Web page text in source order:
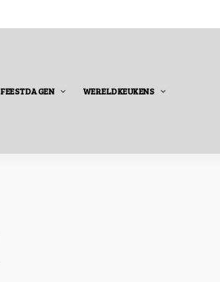
FEESTDAGEN WERELDKEUKENS